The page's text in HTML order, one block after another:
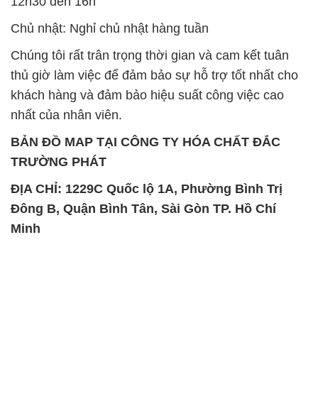
Chủ nhật: Nghỉ chủ nhật hàng tuần
Chúng tôi rất trân trọng thời gian và cam kết tuân
thủ giờ làm việc để đảm bảo sự hỗ trợ tốt nhất cho
khách hàng và đảm bảo hiệu suất công việc cao
nhất của nhân viên.
BẢN ĐỒ MAP TẠI CÔNG TY HÓA CHẤT ĐẮC
TRƯỜNG PHÁT
ĐỊA CHỈ: 1229C Quốc lộ 1A, Phường Bình Trị
Đông B, Quận Bình Tân, Sài Gòn TP. Hồ Chí
Minh